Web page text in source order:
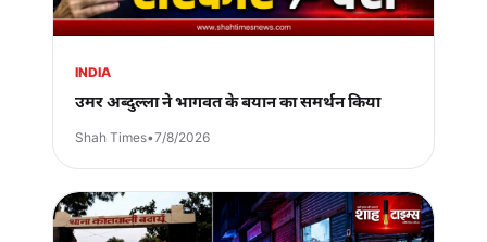
INDIA
उमर अब्दुल्ला ने भागवत के बयान का समर्थन किया
Shah Times•7/8/2026